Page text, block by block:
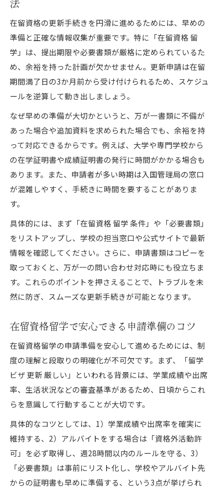
在留資格の更新手続きを円滑に進めるためには、早めの
準備と正確な情報収集が重要です。特に「在留資格 留
学」は、提出期限や必要書類が厳格に定められているた
め、余裕を持った計画が欠かせません。更新申請は在留
期間満了日の3か月前から受け付けられるため、スケジュ
ールを逆算して動き出しましょう。
なぜ早めの準備が大切かというと、万が一書類に不備が
あった場合や追加資料を求められた場合でも、余裕を持
って対応できるからです。例えば、大学や専門学校から
の在学証明書や成績証明書の発行に時間がかかる場合も
あります。また、申請者が多い時期は入国管理局の窓口
が混雑しやすく、手続きに時間を要することがありま
す。
具体的には、まず「在留資格 留学 条件」や「必要書類」
をリストアップし、学校の担当窓口や公式サイトで最新
情報を確認してください。さらに、申請書類はコピーを
取っておくと、万が一の問い合わせ対応時にも役立ちま
す。これらのポイントを押さえることで、トラブルを未
然に防ぎ、スムーズな更新手続きが可能となります。
在留資格留学で安心できる申請準備のコツ
在留資格留学の申請準備を安心して進めるためには、制
度の理解と段取りの明確化が不可欠です。まず、「留学
ビザ 更新 厳しい」といわれる背景には、学業成績や出席
率、生活状況などの審査基準があるため、日頃からこれ
らを意識して行動することが大切です。
具体的なコツとしては、1）学業成績や出席率を確実に
維持する、2）アルバイトをする場合は「資格外活動許
可」を必ず取得し、週28時間以内のルールを守る、3）
「必要書類」は事前にリスト化し、学校やアルバイト先
からの証明書も早めに準備する、という3点が挙げられ